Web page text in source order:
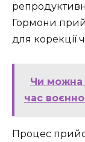
Гормони
для корекції
Чи можна
час
Процес